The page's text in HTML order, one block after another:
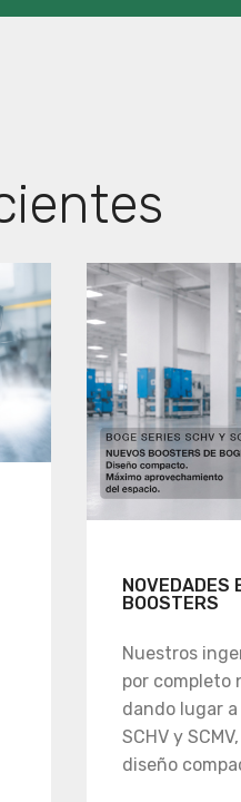
NOVEDADES
BOOSTERS
Nuestros
por completo
dando lugar
SCHV y
diseño